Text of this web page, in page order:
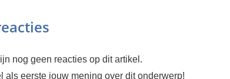
nog geen reacties op dit artikel.
als eerste jouw mening over dit onderwerp!